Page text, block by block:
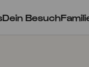
Dein Besuch